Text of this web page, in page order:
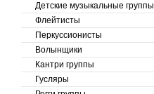
Детские музыкальные группы
Флейтисты
Перкуссионисты
Волынщики
Кантри группы
Гусляры